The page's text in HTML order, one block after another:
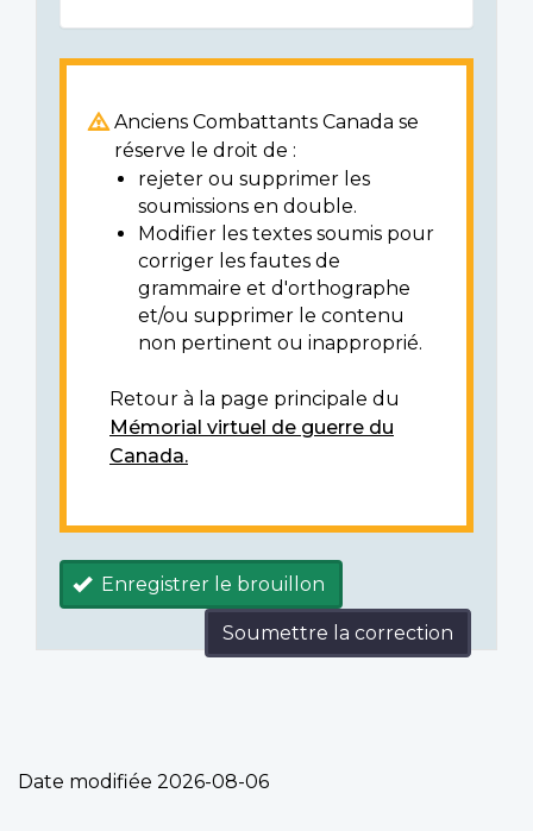
Anciens Combattants Canada se
réserve le droit de :
rejeter ou supprimer les
soumissions en double.
Modifier les textes soumis pour
corriger les fautes de
grammaire et d'orthographe
et/ou supprimer le contenu
non pertinent ou inapproprié.
Retour à la page principale du
Mémorial virtuel de guerre du
Canada.
Enregistrer le brouillon
Soumettre la correction
Date modifiée 2026-08-06